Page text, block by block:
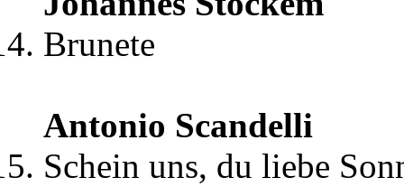
Brunete
Antonio Scandelli
Schein uns, du liebe